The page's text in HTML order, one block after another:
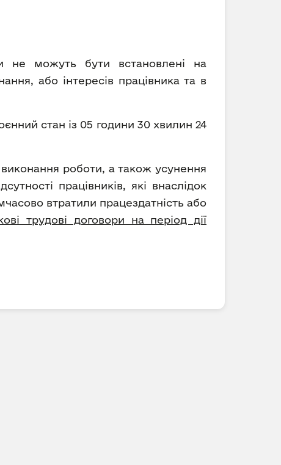
не можуть бути встановлені на
або інтересів працівника та в
стан із 05 години 30 хвилин 24
роботи, а також усунення
працівників, які внаслідок
втратили працездатність або
трудові договори на період дії